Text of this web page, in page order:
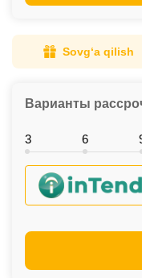
Sovg‘a qilish
Варианты
3 6